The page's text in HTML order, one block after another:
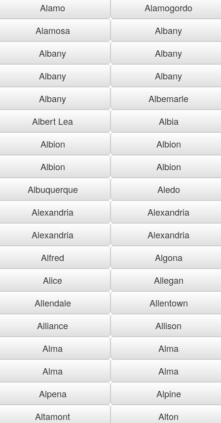
Alamo
Alamogordo
Alamosa
Albany
Albany
Albany
Albany
Albany
Albany
Albemarle
Albert Lea
Albia
Albion
Albion
Albion
Albion
Albuquerque
Aledo
Alexandria
Alexandria
Alexandria
Alexandria
Alfred
Algona
Alice
Allegan
Allendale
Allentown
Alliance
Allison
Alma
Alma
Alma
Alma
Alpena
Alpine
Altamont
Alton